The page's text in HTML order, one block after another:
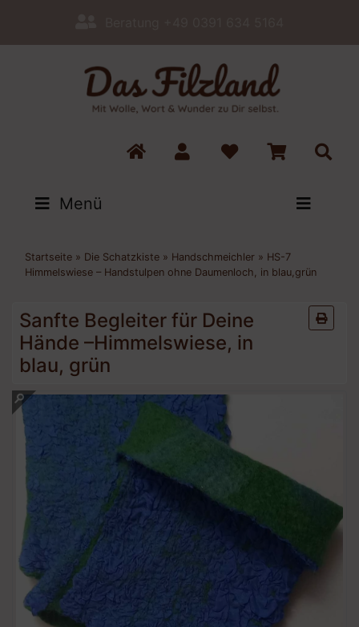
Menü
Startseite » Die Schatzkiste » Handschmeichler » HS-7
Himmelswiese – Handstulpen ohne Daumenloch, in blau,grün
Sanfte Begleiter für Deine
Hände –Himmelswiese, in
blau, grün